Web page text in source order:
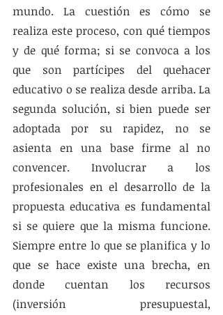
mundo. La cuestión es cómo se
realiza este proceso, con qué tiempos
y de qué forma; si se convoca a los
que son partícipes del quehacer
educativo o se realiza desde arriba. La
segunda solución, si bien puede ser
adoptada por su rapidez, no se
asienta en una base firme al no
convencer. Involucrar a los
profesionales en el desarrollo de la
propuesta educativa es fundamental
si se quiere que la misma funcione.
Siempre entre lo que se planifica y lo
que se hace existe una brecha, en
donde cuentan los recursos
(inversión presupuestal,